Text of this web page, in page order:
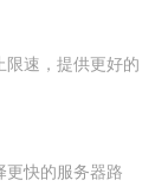
速，提供更好的
更快的服务器路